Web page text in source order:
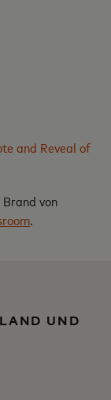
and Reveal of
von
.
UND